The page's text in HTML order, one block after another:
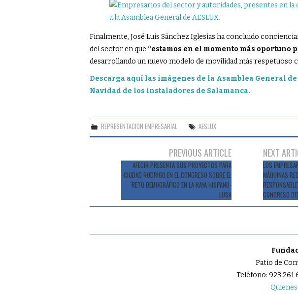
Finalmente, José Luis Sánchez Iglesias ha concluido
del sector en que “estamos en el momento más oportuno
desarrollando un nuevo modelo de movilidad más respetuoso
Descarga aquí las imágenes de la Asamblea General de
Navidad de los instaladores de Salamanca.
REPRESENTACION EMPRESARIAL AESLUX
entradas
PREVIOUS ARTICLE
AFECIR PRESENTA SUS PROYECTOS PARA
CIUDAD RODRIGO EN EL CONGRESO SOBRE EL
RETO DEMOGRÁFICO EN LA RAYA HISPANO-
LUSA
NEXT
LOS
MÁQUINAS
CONGRESO
Patio de
Teléfono: 923 261